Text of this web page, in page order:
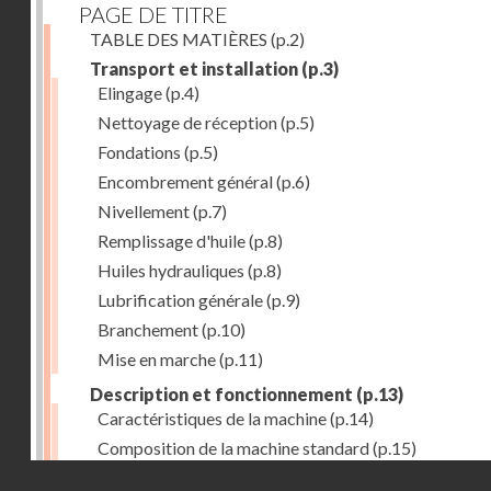
PAGE DE TITRE
TABLE DES MATIÈRES (p.2)
Transport et installation (p.3)
Elingage(p.4)
Nettoyage de réception(p.5)
Fondations (p.5)
Encombrement général(p.6)
Nivellement(p.7)
Remplissage d'huile(p.8)
Huiles hydrauliques (p.8)
Lubrification générale(p.9)
Branchement(p.10)
Mise en marche(p.11)
Description et fonctionnement (p.13)
Caractéristiques de la machine(p.14)
Composition de la machine standard(p.15)